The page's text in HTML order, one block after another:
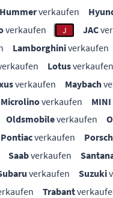
Hummerverkaufen
verkaufen J JAC
Lamborghiniverkaufen
Lotusverkaufen
verkaufen Maybach
Microlinoverkaufen MINI
Oldsmobileverkaufen
Pontiacverkaufen
Saabverkaufen
verkaufen Suzuki
Trabant